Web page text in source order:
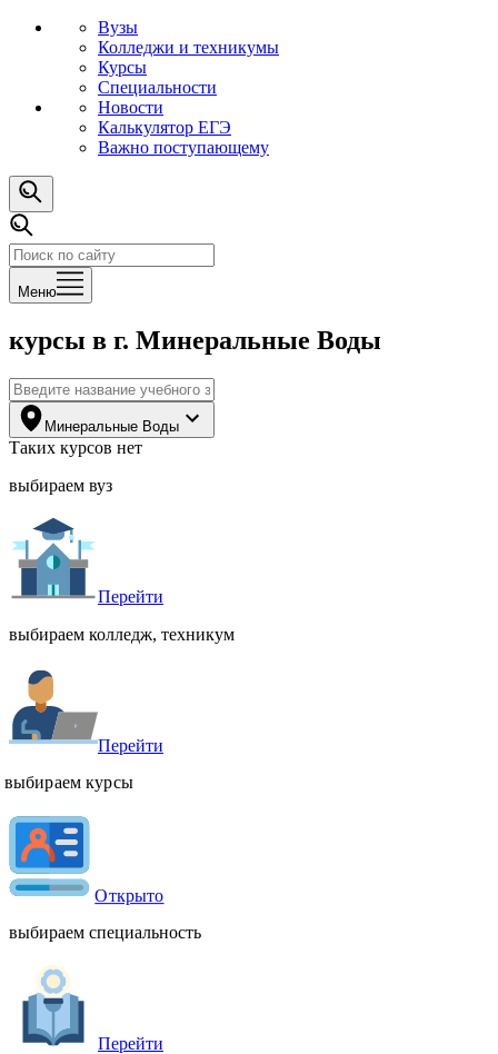
Вузы
Колледжи и техникумы
Курсы
Специальности
Новости
Калькулятор ЕГЭ
Важно поступающему
Меню
курсы в г. Минеральные Воды
Минеральные Воды
Таких курсов нет
выбираем вуз
Перейти
выбираем колледж, техникум
Перейти
выбираем курсы
Открыто
выбираем специальность
Перейти